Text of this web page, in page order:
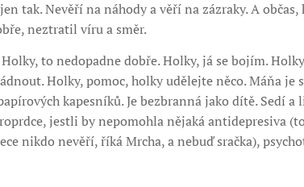
tak. Nevěří na náhody a věří na zázraky. A
neztratil víru a směr.
to nedopadne dobře. Holky, já se bojím.
Holky, pomoc, holky udělejte něco. Máňa je
kapesníků. Je bezbranná jako dítě. Sedí a
jestli by nepomohla nějaká antidepresiva
nikdo nevěří, říká Mrcha, a nebuď sračka),